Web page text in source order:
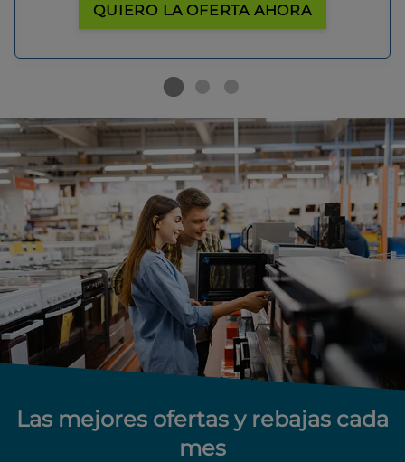
QUIERO LA OFERTA AHORA
Las mejores ofertas y rebajas cada
mes